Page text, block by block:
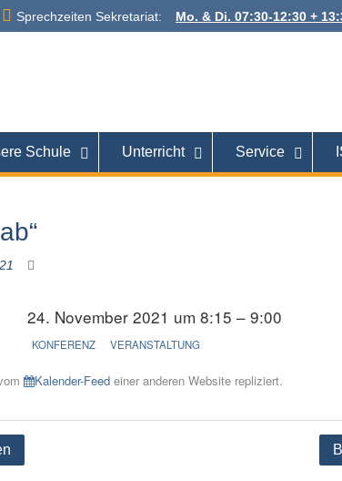
Sprechzeiten Sekretariat: Mo. & Di. 07:30-12:30 +
Schule Unterricht Service
24. November 2021 um 8:15 – 9:00
KONFERENZ VERANSTALTUNG
Kalender-Feed einer anderen Website repliziert.